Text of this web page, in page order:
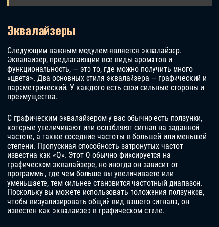
Эквалайзеры
Следующим важным модулем является эквалайзер.
Эквалайзер, предлагающий все виды ароматов и
функциональность, — это то, где можно получить много
«цвета». Два основных стиля эквалайзера — графический и
параметрический. У каждого есть свои сильные стороны и
преимущества.
С графическим эквалайзером у вас обычно есть ползунки,
которые увеличивают или ослабляют сигнал на заданной
частоте, а также соседние частоты в большей или меньшей
степени. Пропускная способность затронутых частот
известна как «Q». Этот Q обычно фиксируется на
графическом эквалайзере, но иногда он зависит от
программы, где чем больше вы увеличиваете или
уменьшаете, тем сильнее становится частотный диапазон.
Поскольку вы можете использовать положения ползунков,
чтобы визуализировать общий вид вашего сигнала, он
известен как эквалайзер в графическом стиле.